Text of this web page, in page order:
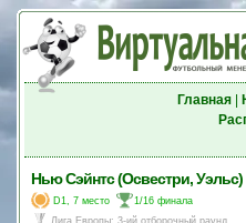
Главная|
Нью Сэйнтс (Освестри, Уэльс)
D1, 7 место
1/16 финала
Лига Европы: 3-ий отборочный раунд